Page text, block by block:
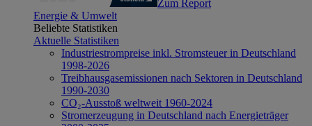
Zum Report
Energie & Umwelt
Beliebte Statistiken
Aktuelle Statistiken
Industriestrompreise inkl. Stromsteuer in Deutschland
1998-2026
Treibhausgasemissionen nach Sektoren in Deutschland
1990-2030
CO₂-Ausstoß weltweit 1960-2024
Stromerzeugung in Deutschland nach Energieträger